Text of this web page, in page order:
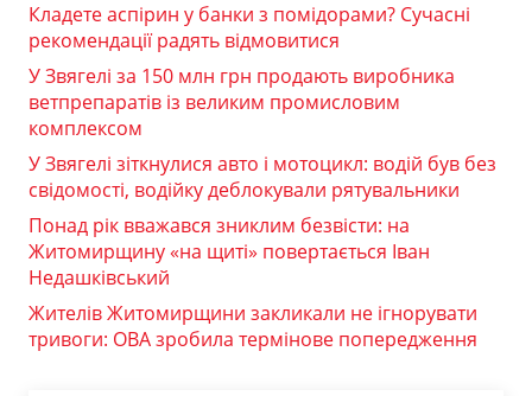
Кладете аспірин у банки з помідорами? Сучасні
рекомендації радять відмовитися
У Звягелі за 150 млн грн продають виробника
ветпрепаратів із великим промисловим
комплексом
У Звягелі зіткнулися авто і мотоцикл: водій був без
свідомості, водійку деблокували рятувальники
Понад рік вважався зниклим безвісти: на
Житомирщину «на щиті» повертається Іван
Недашківський
Жителів Житомирщини закликали не ігнорувати
тривоги: ОВА зробила термінове попередження